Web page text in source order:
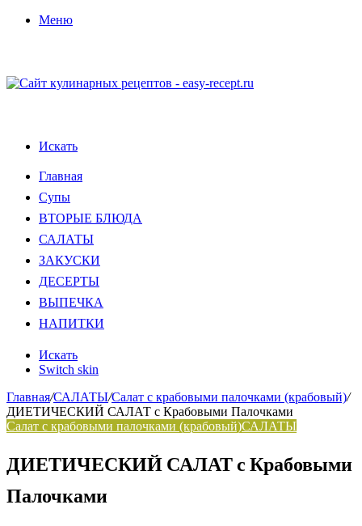
Меню
Искать
Главная
Супы
ВТОРЫЕ БЛЮДА
САЛАТЫ
ЗАКУСКИ
ДЕСЕРТЫ
ВЫПЕЧКА
НАПИТКИ
Искать
Switch skin
Главная/САЛАТЫ/Салат с крабовыми палочками (крабовый)/
ДИЕТИЧЕСКИЙ САЛАТ с Крабовыми Палочками
Салат с крабовыми палочками (крабовый)САЛАТЫ
ДИЕТИЧЕСКИЙ САЛАТ с Крабовыми
Палочками